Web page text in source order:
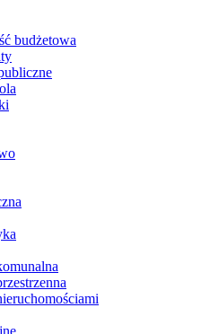
budżetowa